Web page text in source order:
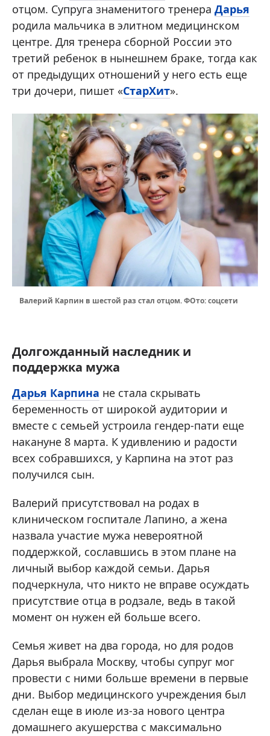
отцом. Супруга знаменитого тренера Дарья
родила мальчика в элитном медицинском
центре. Для тренера сборной России это
третий ребенок в нынешнем браке, тогда как
от предыдущих отношений у него есть еще
три дочери, пишет «СтарХит».
Валерий Карпин в шестой раз стал отцом. ФОто: соцсети
Долгожданный наследник и
поддержка мужа
Дарья Карпина не стала скрывать
беременность от широкой аудитории и
вместе с семьей устроила гендер-пати еще
накануне 8 марта. К удивлению и радости
всех собравшихся, у Карпина на этот раз
получился сын.
Валерий присутствовал на родах в
клиническом госпитале Лапино, а жена
назвала участие мужа невероятной
поддержкой, сославшись в этом плане на
личный выбор каждой семьи. Дарья
подчеркнула, что никто не вправе осуждать
присутствие отца в родзале, ведь в такой
момент он нужен ей больше всего.
Семья живет на два города, но для родов
Дарья выбрала Москву, чтобы супруг мог
провести с ними больше времени в первые
дни. Выбор медицинского учреждения был
сделан еще в июле из-за нового центра
домашнего акушерства с максимально